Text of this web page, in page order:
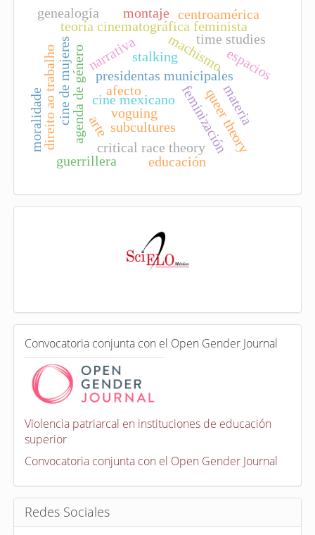
stalking
presidentas municipales
cine mexicano
machismo
agenda de género feminización
cine de mujeres voguing queer theory
critical race theory
time studies
subcultures
afecto
teoría cinematográfica feminista
materia
centroamérica
narrativa espacios
direito ao trabalho
montaje
arte
moralidade
guerrillera educación
genealogía
a
e
n
C
o
o
a
t
o
r
a
s
Convocatoria conjunta con el Open Gender Journal
Violencia patriarcal en instituciones de educación
superior
Convocatoria conjunta con el Open Gender Journal
Redes Sociales